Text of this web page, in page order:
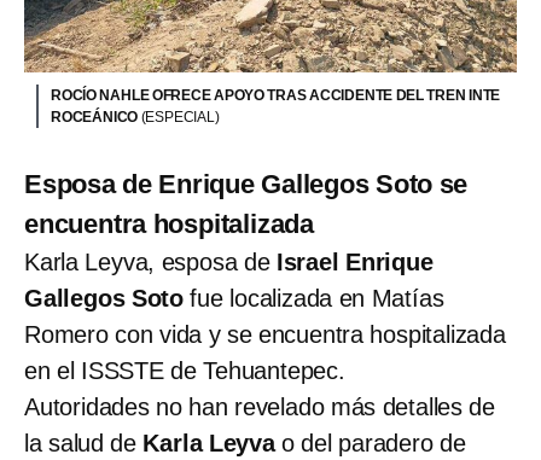
ROCÍO NAHLE OFRECE APOYO TRAS ACCIDENTE DEL TREN INTE
ROCEÁNICO (ESPECIAL)
Esposa de Enrique Gallegos Soto se
encuentra hospitalizada
Karla Leyva, esposa de Israel Enrique
Gallegos Sotofue localizada en Matías
Romero con vida y se encuentra hospitalizada
en el ISSSTE de Tehuantepec.
Autoridades no han revelado más detalles de
la salud de Karla Leyvao del paradero de